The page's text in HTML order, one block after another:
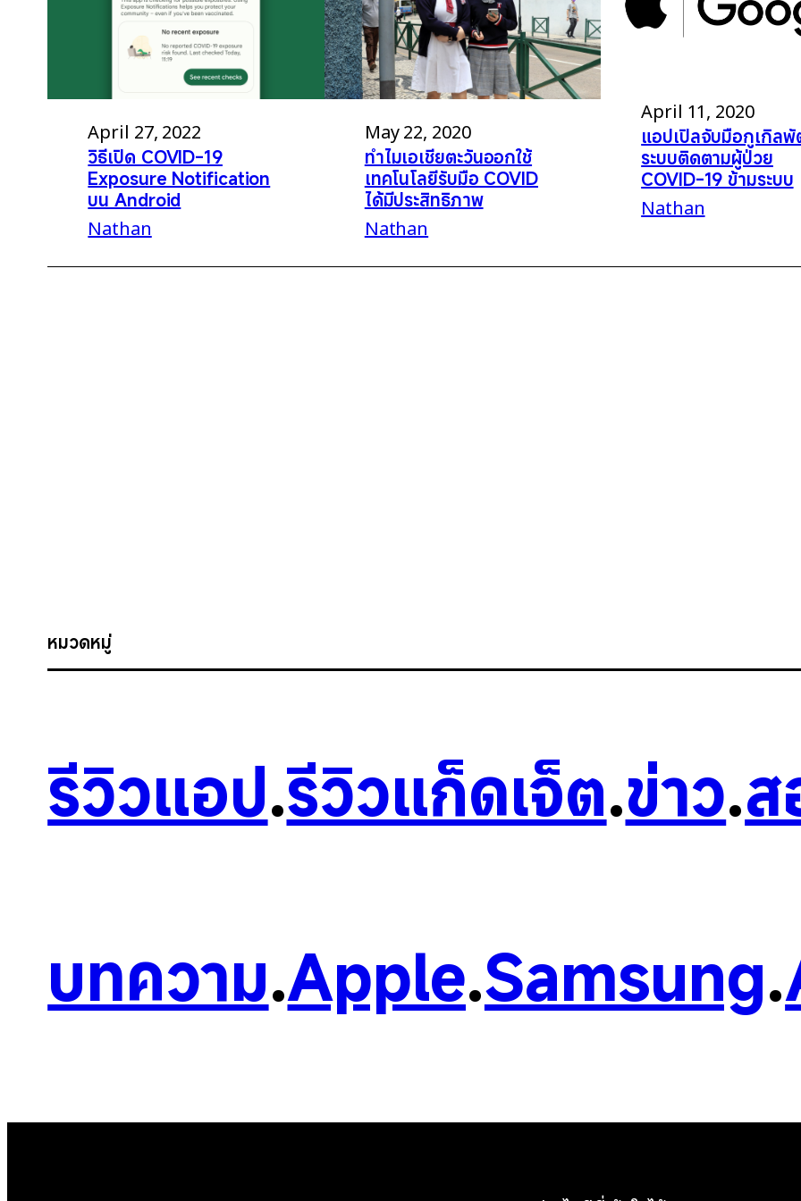
April 27, 2022
วิธีเปิด COVID-19
Exposure Notification
บน Android
Nathan
May 22, 2020
ทำไมเอเชียตะวันออกใช้
เทคโนโลยีรับมือ COVID
ได้มีประสิทธิภาพ
Nathan
April 11, 2020
แอปเปิลจับมือกูเกิล
ระบบติดตามผู้ป่วย
COVID-19 ข้ามระบบ
Nathan
หมวดหมู่
รีวิวแอป.รีวิวแก็ดเจ็ต.ข่าว.ส
บทความ.Apple.Samsung.